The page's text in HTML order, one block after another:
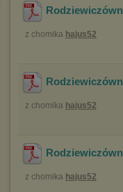
z chomika hajus52
z chomika hajus52
z chomika hajus52